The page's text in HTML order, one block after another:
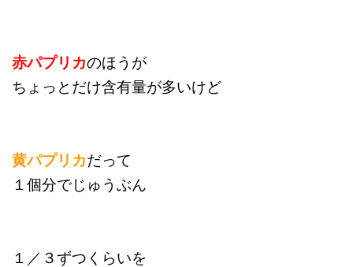
赤パプリカのほうが
ちょっとだけ含有量が多いけど
黄パプリカだって
１個分でじゅうぶん
１／３ずつくらいを